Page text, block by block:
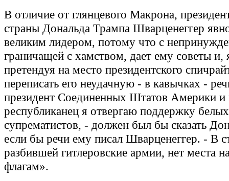
В отличие от глянцевого Макрона,
страны Дональда Трампа Шварценеггер
великим лидером, потому что с
граничащей с хамством, дает ему советы и,
претендуя на место президентского
переписать его неудачную - в кавычках -
президент Соединенных Штатов Америки и
республиканец я отвергаю поддержку белых
супрематистов, - должен был бы сказать
если бы речи ему писал Шварценеггер. - В
разбившей гитлеровские армии, нет места
флагам».